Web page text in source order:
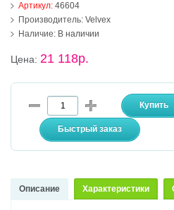
Артикул:46604
Производитель: Velvex
Наличие: В наличии
Цена:21 118р.
Описание Характеристики